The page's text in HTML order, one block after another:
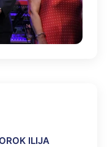
ILIJA